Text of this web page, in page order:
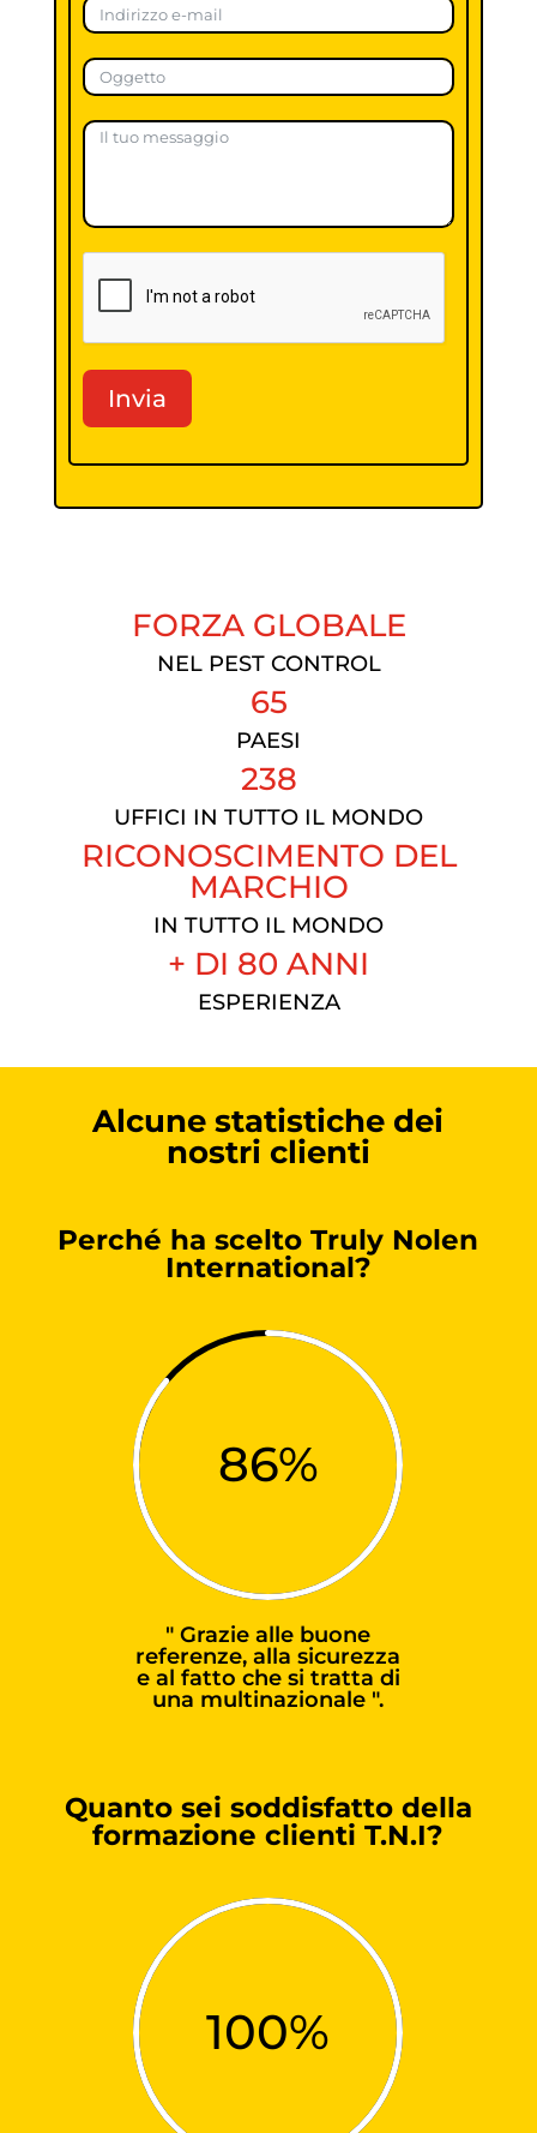
Invia
FORZA GLOBALE
NEL PEST CONTROL
65
PAESI
238
UFFICI IN TUTTO IL MONDO
RICONOSCIMENTO DEL
MARCHIO
IN TUTTO IL MONDO
+ DI 80 ANNI
ESPERIENZA
Alcune statistiche dei
nostri clienti
Perché ha scelto Truly Nolen
International?
86%
" Grazie alle buone
referenze, alla sicurezza
e al fatto che si tratta di
una multinazionale ".
Quanto sei soddisfatto della
formazione clienti T.N.I?
100%